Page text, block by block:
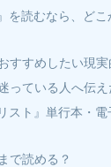
を読むなら、ど
すすめしたい現
っている人へ伝
スト』単行本・
で読める？